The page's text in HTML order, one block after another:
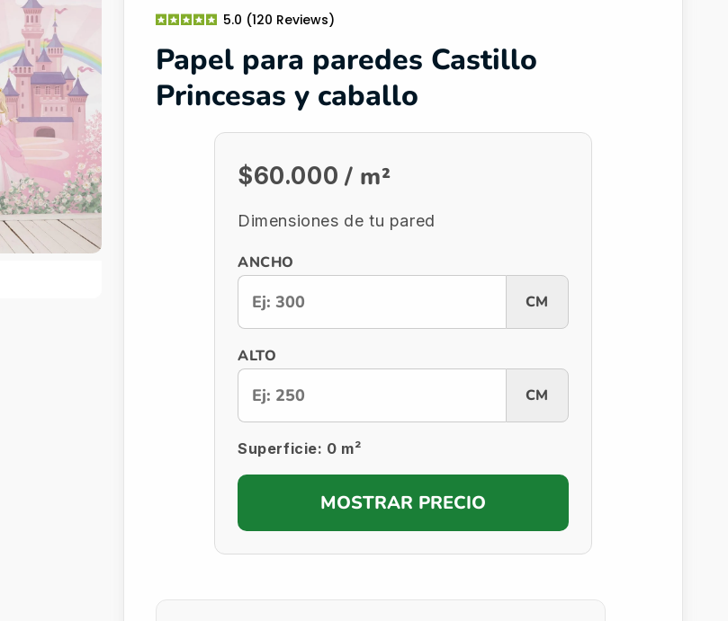
5.0 (120 Reviews)
Papel para paredes Castillo
Princesas y caballo
$60.000 / m²
Dimensiones de tu pared
ANCHO
CM
ALTO
CM
Superficie: 0 m²
MOSTRAR PRECIO